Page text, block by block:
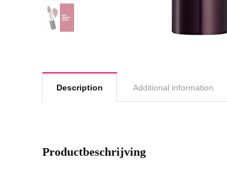
Description Additional information
Productbeschrijving